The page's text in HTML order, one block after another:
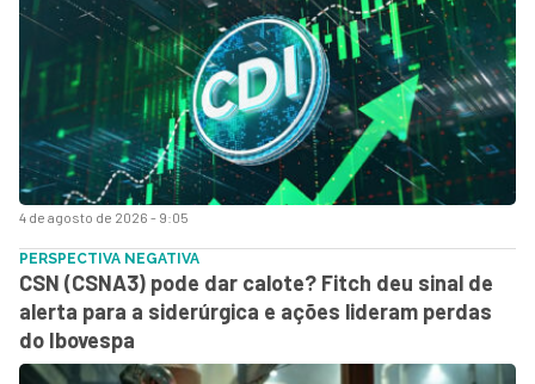
4 de agosto de 2026 - 9:05
PERSPECTIVA NEGATIVA
CSN (CSNA3) pode dar calote? Fitch deu sinal de
alerta para a siderúrgica e ações lideram perdas
do Ibovespa